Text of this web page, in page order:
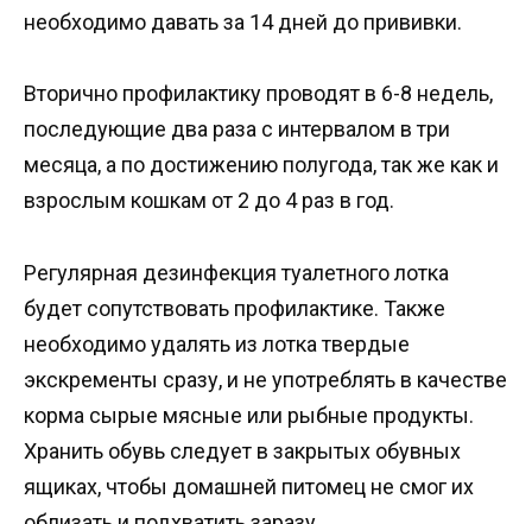
необходимо давать за 14 дней до прививки.
Вторично профилактику проводят в 6-8 недель,
последующие два раза с интервалом в три
месяца, а по достижению полугода, так же как и
взрослым кошкам от 2 до 4 раз в год.
Регулярная дезинфекция туалетного лотка
будет сопутствовать профилактике. Также
необходимо удалять из лотка твердые
экскременты сразу, и не употреблять в качестве
корма сырые мясные или рыбные продукты.
Хранить обувь следует в закрытых обувных
ящиках, чтобы домашней питомец не смог их